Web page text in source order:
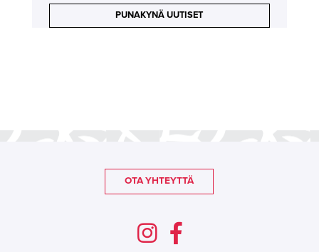
PUNAKYNÄ UUTISET
OTA YHTEYTTÄ